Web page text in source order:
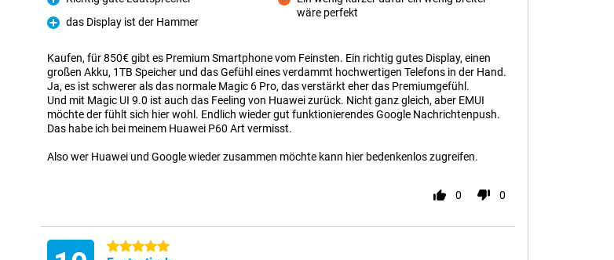
Pro
Pro
das Display ist der Hammer
Kontrawäre perfekt
Kaufen, für 850€ gibt es Premium Smartphone vom Feinsten. Ein richtig gutes Display, einen
großen Akku, 1TB Speicher und das Gefühl eines verdammt hochwertigen Telefons in der Hand.
Ja, es ist schwerer als das normale Magic 6 Pro, das verstärkt eher das Premiumgefühl.
Und mit Magic UI 9.0 ist auch das Feeling von Huawei zurück. Nicht ganz gleich, aber EMUI
möchte der fühlt sich hier wohl. Endlich wieder gut funktionierendes Google Nachrichtenpush.
Das habe ich bei meinem Huawei P60 Art vermisst.
Also wer Huawei und Google wieder zusammen möchte kann hier bedenkenlos zugreifen.
0 0
5 Sterne